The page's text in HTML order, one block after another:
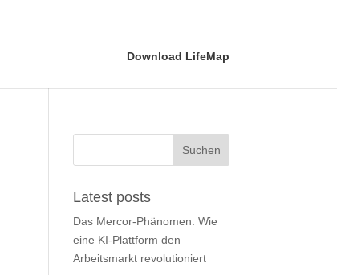
Download LifeMap
Latest posts
Das Mercor-Phänomen: Wie
eine KI-Plattform den
Arbeitsmarkt revolutioniert